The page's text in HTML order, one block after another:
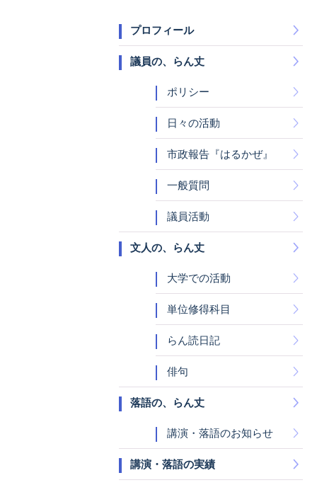
プロフィール
議員の、らん丈
ポリシー
日々の活動
市政報告『はるかぜ』
一般質問
議員活動
文人の、らん丈
大学での活動
単位修得科目
らん読日記
俳句
落語の、らん丈
講演・落語のお知らせ
講演・落語の実績